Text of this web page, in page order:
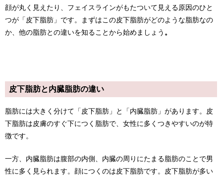
顔が丸く見えたり、フェイスラインがもたついて見える原因のひと
つが「皮下脂肪」です。まずはこの皮下脂肪がどのような脂肪なの
か、他の脂肪との違いを知ることから始めましょう 。
皮下脂肪と内臓脂肪の違い
脂肪には大きく分けて「皮下脂肪」と「内臓脂肪」があります。皮
下脂肪は皮膚のすぐ下につく脂肪で、女性に多くつきやすいのが特
徴です。
一方、内臓脂肪は腹部の内側、内臓の周りにたまる脂肪のことで男
性に多く見られます。顔につくのは皮下脂肪です。皮下脂肪が多い